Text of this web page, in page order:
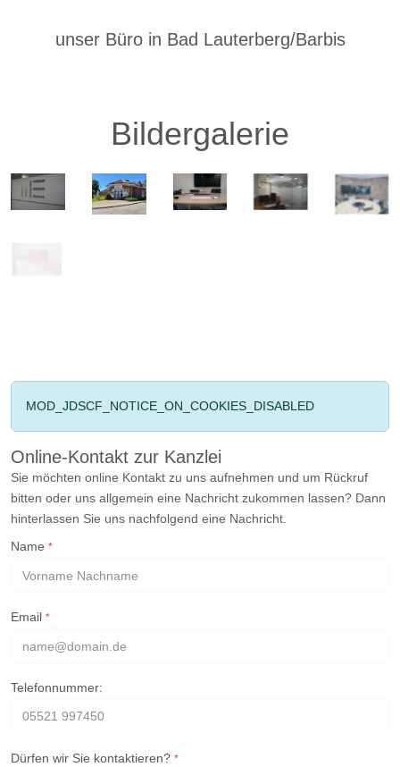
unser Büro in Bad Lauterberg/Barbis
Bildergalerie
MOD_JDSCF_NOTICE_ON_COOKIES_DISABLED
Online-Kontakt zur Kanzlei
Sie möchten online Kontakt zu uns aufnehmen und um Rückruf
bitten oder uns allgemein eine Nachricht zukommen lassen? Dann
hinterlassen Sie uns nachfolgend eine Nachricht.
Name *
Email *
Telefonnummer:
Dürfen wir Sie kontaktieren? *